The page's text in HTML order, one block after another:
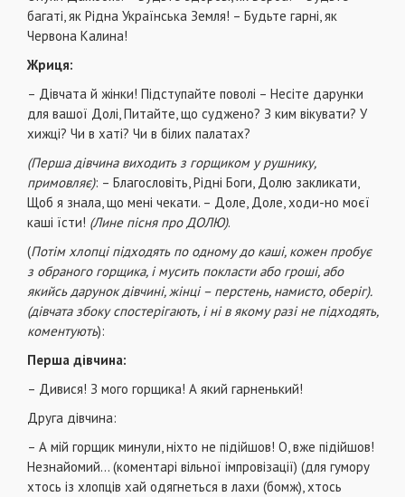
багаті, як Рідна Українська Земля! – Будьте гарні, як
Червона Калина!
Жриця:
– Дівчата й жінки! Підступайте поволі – Несіте дарунки
для вашої Долі, Питайте, що суджено? З ким вікувати? У
хижці? Чи в хаті? Чи в білих палатах?
(Перша дівчина виходить з горщиком у рушнику,
примовляє): – Благословіть, Рідні Боги, Долю закликати,
Щоб я знала, що мені чекати. – Доле, Доле, ходи-но моєї
каші їсти! (Лине пісня про ДОЛЮ).
(Потім хлопці підходять по одному до каші, кожен пробує
з обраного горщика, і мусить покласти або гроші, або
якийсь дарунок дівчині, жінці – перстень, намисто, оберіг).
(дівчата збоку спостерігають, і ні в якому разі не підходять,
коментують):
Перша дівчина:
– Дивися! З мого горщика! А який гарненький!
Друга дівчина:
– А мій горщик минули, ніхто не підійшов! О, вже підійшов!
Незнайомий… (коментарі вільної імпровізації) (для гумору
хтось із хлопців хай одягнеться в лахи (бомж), хтось